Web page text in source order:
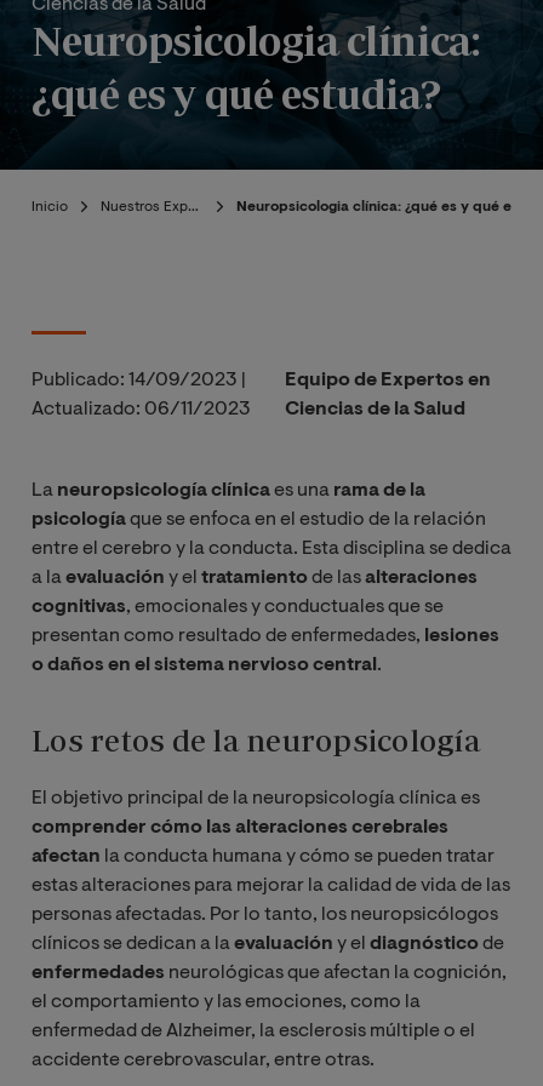
Ciencias de la Salud
Neuropsicologia clínica:
¿qué es y qué estudia?
Inicio Nuestros Expertos Neuropsicologia clínica: ¿qué es y qué
Publicado: 14/09/2023
Actualizado: 06/11/2023
Equipo de Expertos en
Ciencias de la Salud
La neuropsicologíaclínicaes una rama de la
psicologíaque se enfoca en el estudio de la relación
entre el cerebro y la conducta. Esta disciplina se dedica
a laevaluación y el tratamientode lasalteraciones
cognitivas, emocionales y conductuales que se
presentan como resultado de enfermedades, lesiones
o daños en el sistema nervioso central .
Los retos de la neuropsicología
El objetivo principal de la neuropsicología clínica es
comprender cómo las alteraciones cerebrales
afectan la conducta humana y cómo se pueden tratar
estas alteraciones para mejorar la calidad de vida de las
personas afectadas. Por lo tanto, los neuropsicólogos
clínicos se dedican a laevaluación y el diagnósticode
enfermedades neurológicas que afectan la cognición,
el comportamiento y las emociones, como la
enfermedad de Alzheimer, la esclerosis múltiple o el
accidente cerebrovascular, entre otras.